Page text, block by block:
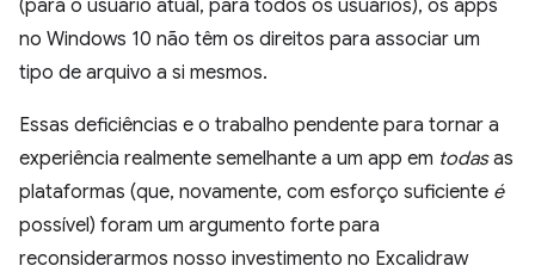
(para o usuário atual, para todos os usuários), os apps
no Windows 10 não têm os direitos para associar um
tipo de arquivo a si mesmos.
Essas deficiências e o trabalho pendente para tornar a
experiência realmente semelhante a um app em todasas
plataformas (que, novamente, com esforço suficiente é
possível) foram um argumento forte para
reconsiderarmos nosso investimento no Excalidraw